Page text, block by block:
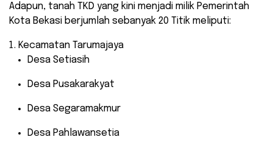
Adapun, tanah TKD yang kini menjadi milik Pemerintah
Kota Bekasi berjumlah sebanyak 20 Titik meliputi:
Kecamatan Tarumajaya
Desa Setiasih
Desa Pusakarakyat
Desa Segaramakmur
Desa Pahlawansetia